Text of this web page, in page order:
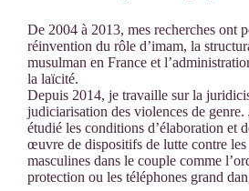
De 2004 à 2013, mes recherches ont
réinvention du rôle d’imam, la
musulman en France et
la laïcité.
Depuis 2014, je travaille sur la
judiciarisation des violences de genre.
étudié les conditions d’élaboration et
œuvre de dispositifs de lutte contre
masculines dans le couple comme
protection ou les téléphones grand